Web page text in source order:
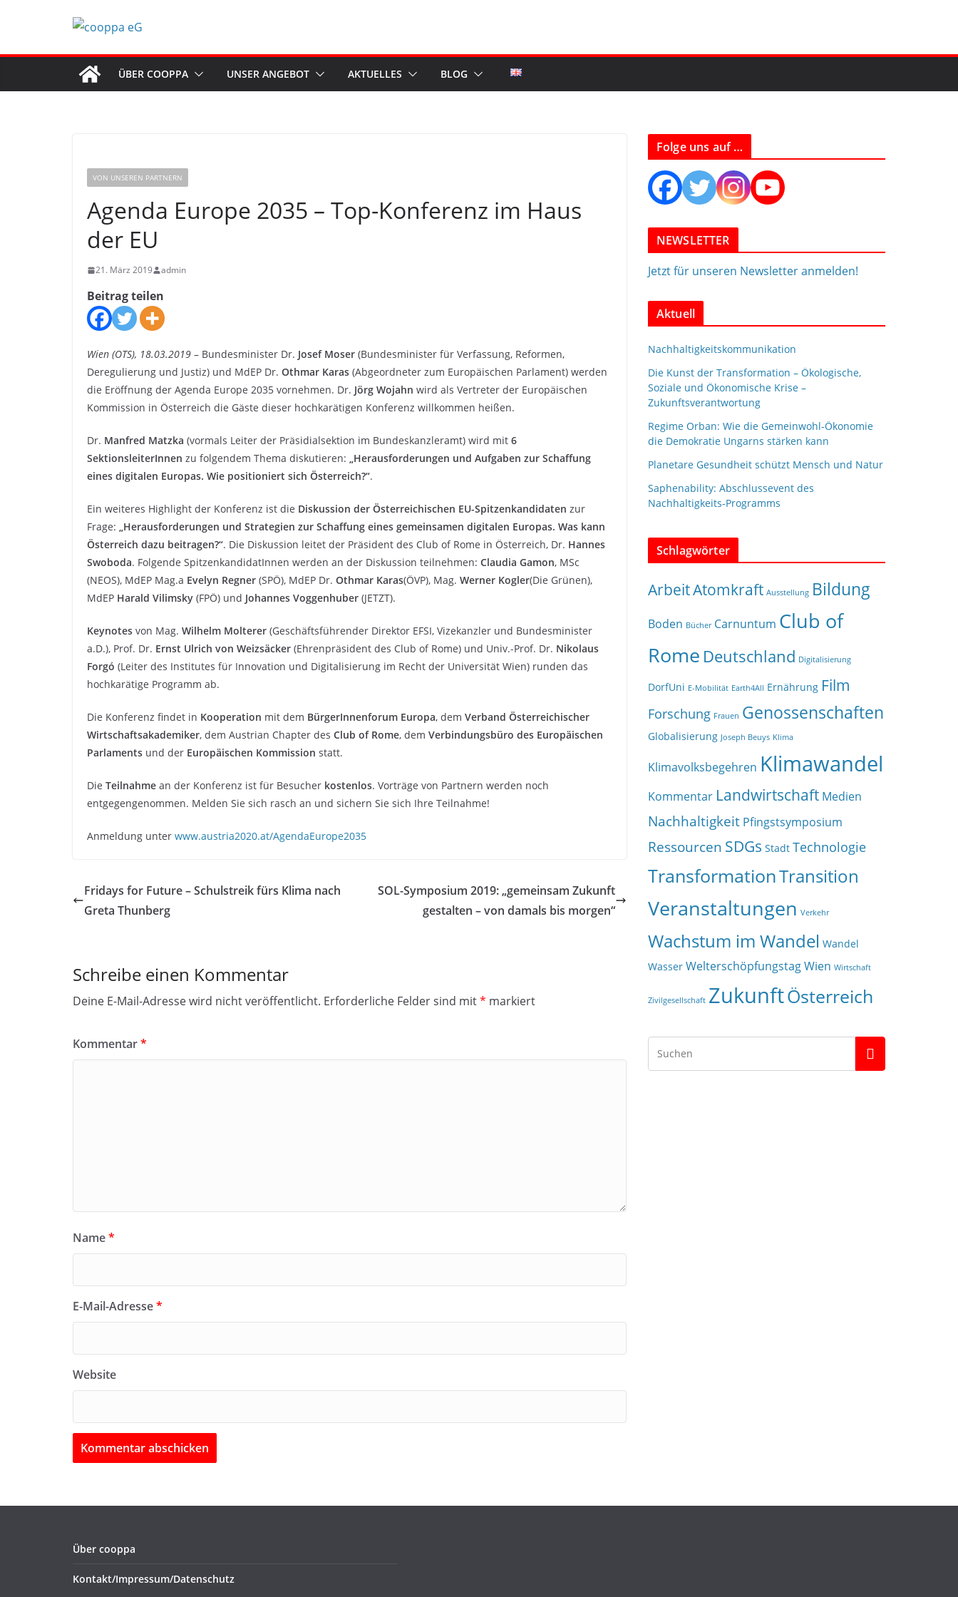
ÜBER COOPPA UNSER ANGEBOT AKTUELLES BLOG
VON UNSEREN PARTNERN
Agenda Europe 2035 – Top-Konferenz im Haus
der EU
21. März 2019 admin
Beitrag teilen
Wien (OTS), 18.03.2019 – Bundesminister Dr. Josef Moser (Bundesminister für Verfassung, Reformen,
Deregulierung und Justiz) und MdEP Dr. Othmar Karas (Abgeordneter zum Europäischen Parlament) werden
die Eröffnung der Agenda Europe 2035 vornehmen. Dr. Jörg Wojahn wird als Vertreter der Europäischen
Kommission in Österreich die Gäste dieser hochkarätigen Konferenz willkommen heißen.
Dr. Manfred Matzka (vormals Leiter der Präsidialsektion im Bundeskanzleramt) wird mit 6
SektionsleiterInnen zu folgendem Thema diskutieren: „Herausforderungen und Aufgaben zur Schaffung
eines digitalen Europas. Wie positioniert sich Österreich?“.
Ein weiteres Highlight der Konferenz ist die Diskussion der Österreichischen EU-Spitzenkandidaten zur
Frage: „Herausforderungen und Strategien zur Schaffung eines gemeinsamen digitalen Europas. Was kann
Österreich dazu beitragen?“. Die Diskussion leitet der Präsident des Club of Rome in Österreich, Dr. Hannes
Swoboda. Folgende SpitzenkandidatInnen werden an der Diskussion teilnehmen: Claudia Gamon, MSc
(NEOS), MdEP Mag.a Evelyn Regner (SPÖ), MdEP Dr. Othmar Karas(ÖVP), Mag. Werner Kogler(Die Grünen),
MdEP Harald Vilimsky (FPÖ) und Johannes Voggenhuber (JETZT).
Keynotes von Mag. Wilhelm Molterer (Geschäftsführender Direktor EFSI, Vizekanzler und Bundesminister
a.D.), Prof. Dr. Ernst Ulrich von Weizsäcker (Ehrenpräsident des Club of Rome) und Univ.-Prof. Dr. Nikolaus
Forgó (Leiter des Institutes für Innovation und Digitalisierung im Recht der Universität Wien) runden das
hochkarätige Programm ab.
Die Konferenz findet in Kooperation mit dem BürgerInnenforum Europa, dem Verband Österreichischer
Wirtschaftsakademiker, dem Austrian Chapter des Club of Rome, dem Verbindungsbüro des Europäischen
Parlaments und der Europäischen Kommission statt.
Die Teilnahme an der Konferenz ist für Besucher kostenlos. Vorträge von Partnern werden noch
entgegengenommen. Melden Sie sich rasch an und sichern Sie sich Ihre Teilnahme!
Anmeldung unter www.austria2020.at/AgendaEurope2035
Fridays for Future – Schulstreik fürs Klima nach
Greta Thunberg
SOL-Symposium 2019: „gemeinsam Zukunft
gestalten – von damals bis morgen“
Schreibe einen Kommentar
Deine E-Mail-Adresse wird nicht veröffentlicht. Erforderliche Felder sind mit* markiert
Kommentar*
Name*
E-Mail-Adresse*
Website
Folge uns auf …
NEWSLETTER
Jetzt für unseren Newsletter anmelden!
Aktuell
Nachhaltigkeitskommunikation
Die Kunst der Transformation – Ökologische,
Soziale und Ökonomische Krise –
Zukunftsverantwortung
Regime Orban: Wie die Gemeinwohl-Ökonomie
die Demokratie Ungarns stärken kann
Planetare Gesundheit schützt Mensch und Natur
Saphenability: Abschlussevent des
Nachhaltigkeits-Programms
Schlagwörter
ArbeitAtomkraft Ausstellung Bildung
Boden Bücher Carnuntum Club of
Rome Deutschland Digitalisierung
DorfUni E-Mobilität Earth4All Ernährung Film
Forschung Frauen Genossenschaften
Globalisierung Joseph Beuys Klima
Klimavolksbegehren Klimawandel
Kommentar Landwirtschaft Medien
Nachhaltigkeit Pfingstsymposium
Ressourcen SDGs Stadt Technologie
TransformationTransition
Veranstaltungen Verkehr
Wachstum im Wandel Wandel
Wasser WelterschöpfungstagWien Wirtschaft
Zivilgesellschaft ZukunftÖsterreich
Über cooppa
Kontakt/Impressum/Datenschutz